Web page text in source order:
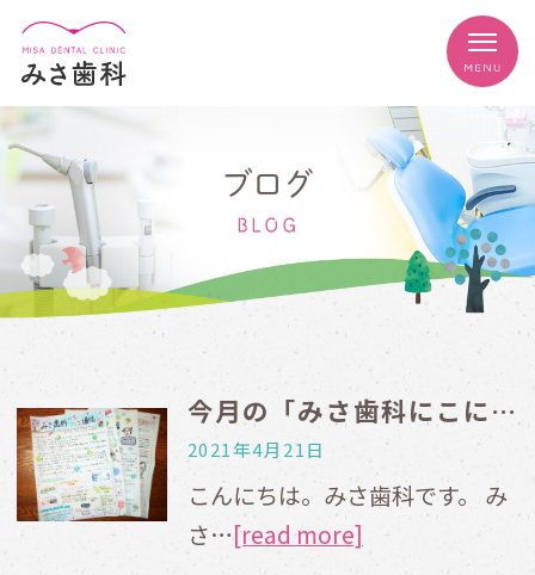
ブログ
BLOG
今⽉の「みさ⻭科にこにこ通信」原稿完成しました
2021年4月21日
こんにちは。みさ歯科です。 み
さ…[read more]